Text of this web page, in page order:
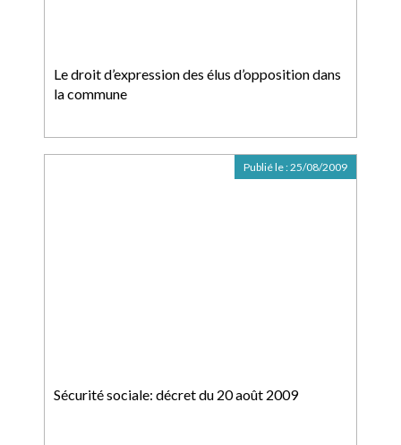
Le droit d’expression des élus d’opposition dans
la commune
Sécurité sociale: décret du 20 août 2009
Publié le :25/08/2009